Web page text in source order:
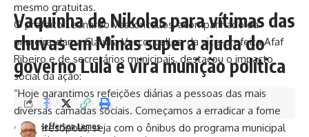
mesmo gratuitas.
O prefeito Leonardo Vasconcellos, acompanhado da
primeira-dama Cláudia Vasconcellos, da vice-prefeita Afaf
Ribeiro e de secretários municipais, destacou o impacto
social da ação:
“Hoje garantimos refeições diárias a pessoas das mais
diversas camadas sociais. Começamos a erradicar a fome
em Teresópolis, seja com o ônibus do programa municipal
Vaquinha de Nikolas para vítimas das
chuvas em Minas supera ajuda do
governo Lula e vira munição política
Jefferson Lemos